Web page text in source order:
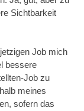
Sichtbarkeit
Job mich
bessere
Job zu
meines
sofern das